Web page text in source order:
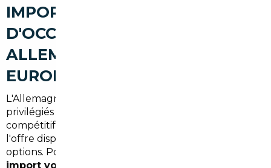
IMPORT DE VOITURES
D'OCCASION À FRESNES :
ALLEMAGNE, BELGIQUE ET
EUROPE
L'Allemagne et la Belgique restent des pays
privilégiés pour l'achat de voitures d'occasion à prix
compétitif. Les différences de prix s'expliquent par
l'offre disponible, l'historique d'entretien et les
options. Pour un client de Fresnes, l'intérêt d'un
import voiture Allemagne Fresnes